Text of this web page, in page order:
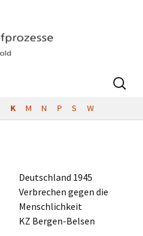
Suchen
nach:
K M N P S W
Deutsch­land 1945
Verbre­chen gegen die
Menschlichkeit
KZ Bergen-Belsen